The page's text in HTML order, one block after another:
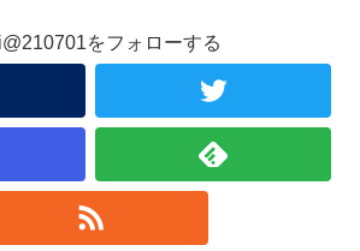
をフォローする